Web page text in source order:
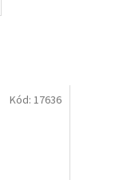
Kód: 17636